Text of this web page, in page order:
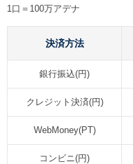
1口＝100万アデナ
決済方法
銀行振込(円)
クレジット決済(円)
WebMoney(PT)
コンビニ(円)